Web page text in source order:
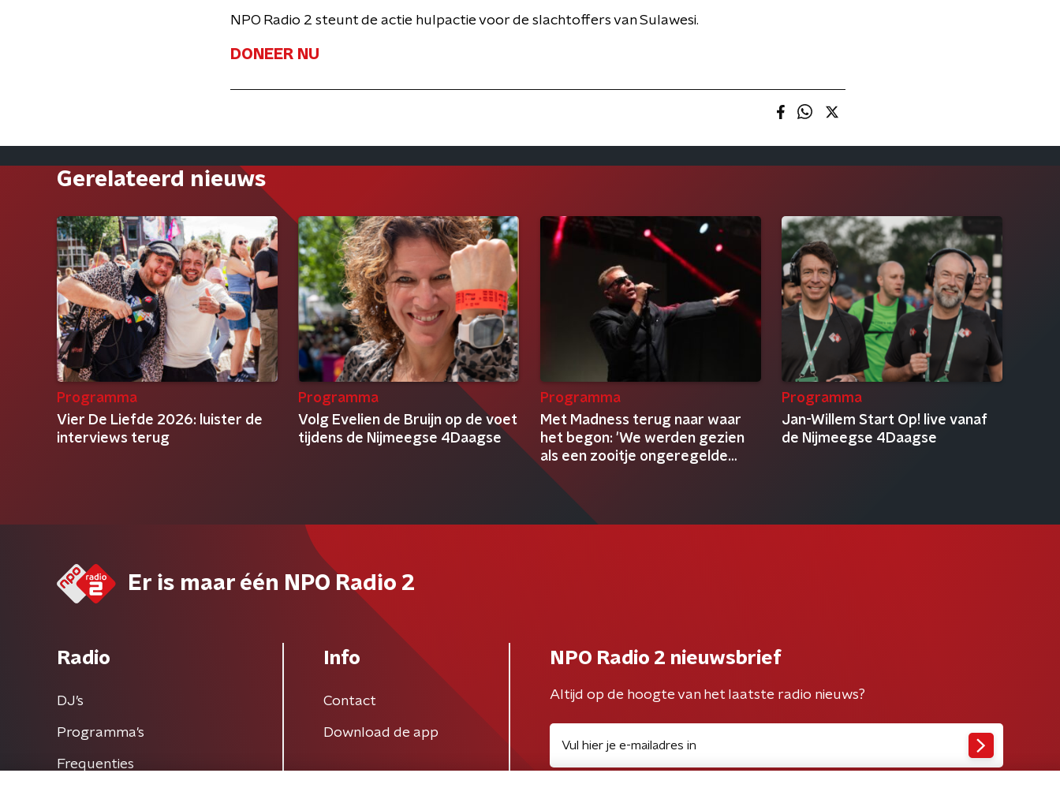
NPO Radio 2 steunt de actie hulpactie voor de slachtoffers van Sulawesi.
DONEER NU
Gerelateerd nieuws
Programma
Vier De Liefde 2026: luister de
interviews terug
Programma
Volg Evelien de Bruijn op de voet
tijdens de Nijmeegse 4Daagse
Programma
Met Madness terug naar waar
het begon: 'We werden gezien
als een zooitje ongeregelde
clowns'
Programma
Jan-Willem Start Op! live vanaf
de Nijmeegse 4Daagse
Er is maar één NPO Radio 2
Radio
DJ’s
Programma's
Frequenties
Info
Contact
Download de app
NPO Radio 2 nieuwsbrief
Altijd op de hoogte van het laatste radio nieuws?